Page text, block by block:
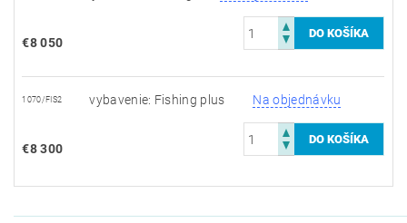
€8 050
1070/FIS2 vybavenie: Fishing plus Na objednávku
€8 300